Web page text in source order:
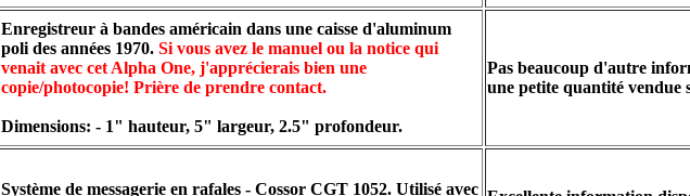
Enregistreur à bandes américain dans une caisse d'aluminum
poli des années 1970. Si vous avez le manuel ou la notice qui
venait avec cet Alpha One, j'apprécierais bien une
copie/photocopie! Prière de prendre contact.
Dimensions: - 1" hauteur, 5" largeur, 2.5" profondeur.
Pas beaucoup d'autre
une petite quantité vendue
Système de messagerie en rafales - Cossor CGT 1052. Utilisé avec